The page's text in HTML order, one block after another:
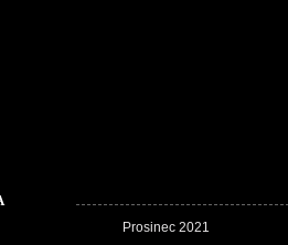
Prosinec 2021